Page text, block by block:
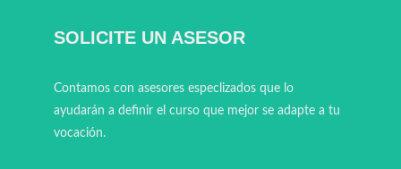
SOLICITE UN ASESOR
Contamos con asesores especlizados que lo
ayudarán a definir el curso que mejor se adapte a tu
vocación.